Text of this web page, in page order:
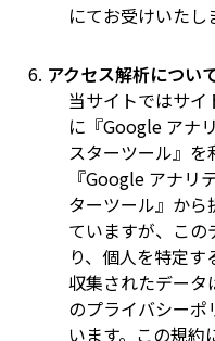
にてお受けいたし
アクセス解析につい
当サイトではサイ
に『Google アナ
スターツール』を
『Google アナリ
ターツール』か
ていますが、こ
り、個人を特定す
収集されたデー
のプライバシーポ
います。この規